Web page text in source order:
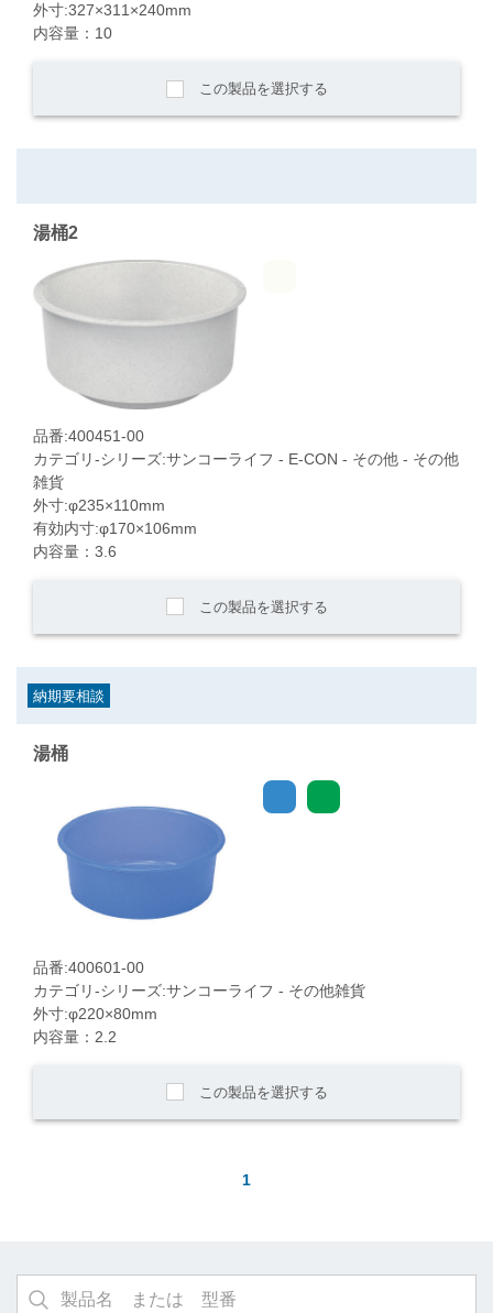
外寸:327×311×240mm
内容量：10
この製品を選択する
湯桶2
品番:400451-00
カテゴリ-シリーズ:サンコーライフ - E-CON - その他 - その他
雑貨
外寸:φ235×110mm
有効内寸:φ170×106mm
内容量：3.6
この製品を選択する
納期要相談
湯桶
品番:400601-00
カテゴリ-シリーズ:サンコーライフ - その他雑貨
外寸:φ220×80mm
内容量：2.2
この製品を選択する
1